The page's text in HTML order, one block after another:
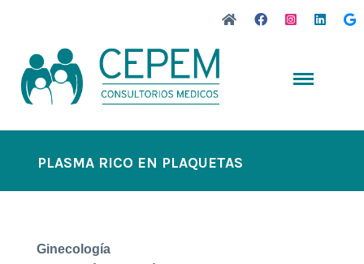
PLASMA RICO EN PLAQUETAS
Ginecología